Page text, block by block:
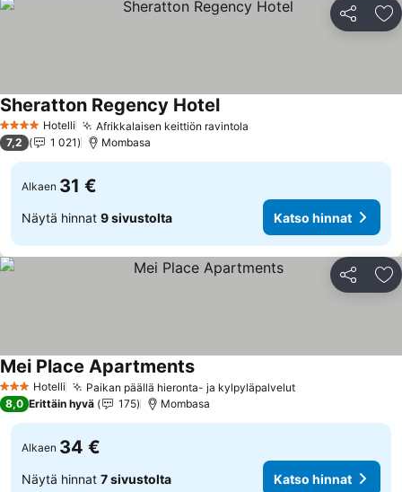
Jaa
4 Tähtiluokitus
Hotelli Afrikkalaisen keittiön ravintola
Sheratton Regency HotelKatso hinnat
7,2 1 021 Mombasa
Alkaen 31 €
Näytä hinnat 9 sivustolta Katso hinnat
Jaa
3 Tähtiluokitus
Hotelli Paikan päällä hieronta- ja kylpyläpalvelutKatso hinnat
Mei Place ApartmentsKatso hinnat
8,0 Erittäin hyvä 175 Mombasa
Alkaen 34 €
Näytä hinnat 7 sivustolta Katso hinnat